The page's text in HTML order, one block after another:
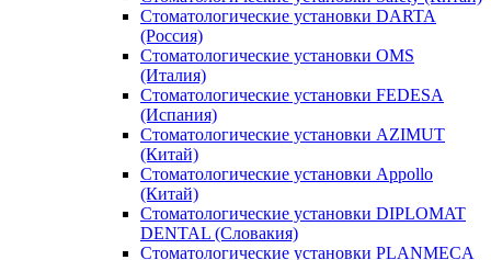
Стоматологические установки DARTA
(Россия)
Стоматологические установки OMS
(Италия)
Стоматологические установки FEDESA
(Испания)
Стоматологические установки AZIMUT
(Китай)
Стоматологические установки Appollo
(Китай)
Стоматологические установки DIPLOMAT
DENTAL (Словакия)
Стоматологические установки PLANMECA